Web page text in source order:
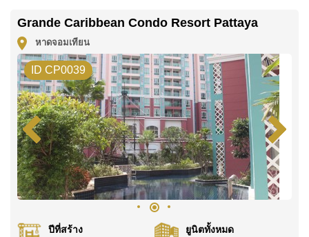
โฉนดที่ดินของอสังหาริมทรัพย์นี้อยู่ภายใต้กรรมสิทธิ์ ชื่อ
ต่างชาติ โดยมี ค่าโอนคนละครึ่ง
ค้นพบโอกาสในการทำให้ที่อยู่อาศัยนี้เป็นบ้านในฝันของ
คุณ!
ติดต่อ Cornerstone Real Estate โทร +6638411250
หรือ อีเมลinfo@cornerstone.co.th
WhatsApp ของสำนักงาน:+66807945904 และ LINE:
@cornerstonepattaya
Grande Caribbean Condo Resort Pattaya
หาดจอมเทียน
ID CP0039
ปีที่สร้าง
ยูนิตทั้งหมด